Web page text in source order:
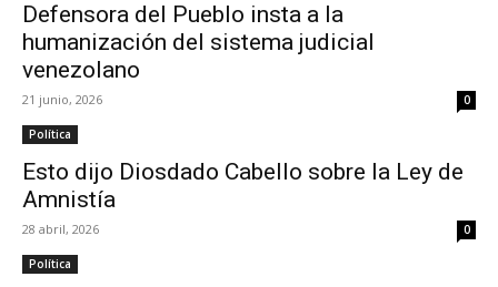
Defensora del Pueblo insta a la
humanización del sistema judicial
venezolano
21 junio, 2026 0
Política
Esto dijo Diosdado Cabello sobre la Ley de
Amnistía
28 abril, 2026 0
Política